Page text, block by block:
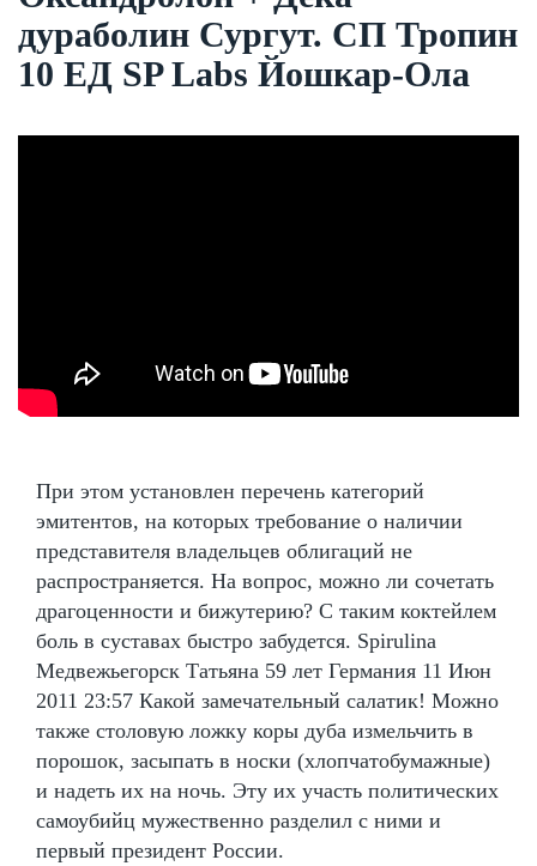
дураболин Сургут. СП Тропин
10 ЕД SP Labs Йошкар-Ола
При этом установлен перечень категорий
эмитентов, на которых требование о наличии
представителя владельцев облигаций не
распространяется. На вопрос, можно ли сочетать
драгоценности и бижутерию? С таким коктейлем
боль в суставах быстро забудется. Spirulina
Медвежьегорск Татьяна 59 лет Германия 11 Июн
2011 23:57 Какой замечательный салатик! Можно
также столовую ложку коры дуба измельчить в
порошок, засыпать в носки (хлопчатобумажные)
и надеть их на ночь. Эту их участь политических
самоубийц мужественно разделил с ними и
первый президент России.